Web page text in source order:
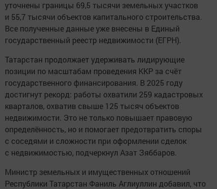
уточнены границы 69,5 тысячи земельных участков
и 55,7 тысячи объектов капитального строительства.
Все полученные данные уже внесены в Единый
государственный реестр недвижимости (ЕГРН).
Татарстан продолжает удерживать лидирующие
позиции по масштабам проведения ККР за счёт
государственного финансирования. В 2025 году
достигнут рекорд: работы охватили 259 кадастровых
кварталов, охватив свыше 125 тысяч объектов
недвижимости. Это не только повышает правовую
определённость, но и помогает предотвратить споры
с соседями и сложности при оформлении сделок
с недвижимостью, подчеркнул Азат Зяббаров.
Министр земельных и имущественных отношений
Республики Татарстан Фаниль Аглиуллин добавил, что